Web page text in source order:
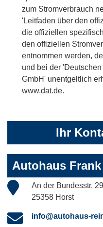
zum Stromverbrauch
'Leitfaden über den
die offiziellen
den offiziellen
entnommen werden,
und bei der
GmbH' unentgeltlich
www.dat.de.
Ihr
Autohaus
An der Bundesstr. 29
25358 Horst
info@autohaus-